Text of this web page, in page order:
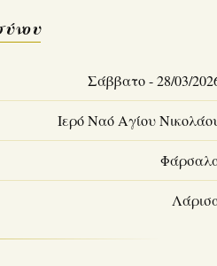
Σάββατο - 28/03/
Ιερό Ναό Αγίου